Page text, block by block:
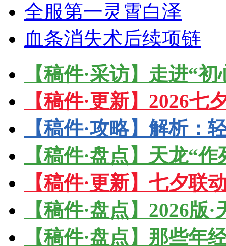
全服第一灵霄白泽
血条消失术后续项链
【稿件·采访】走进“
【稿件·更新】2026
【稿件·攻略】解析
【稿件·盘点】天龙“
【稿件·更新】七夕联
【稿件·盘点】2026版
【稿件·盘点】那些